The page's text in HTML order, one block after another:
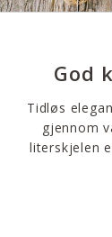
God
Tidløs
gjennom
literskjelen